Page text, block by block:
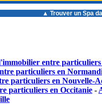
▲ Trouver un Spa
entre particuliers
particuliers en
particuliers en Nouvelle-
particuliers en Occitanie -